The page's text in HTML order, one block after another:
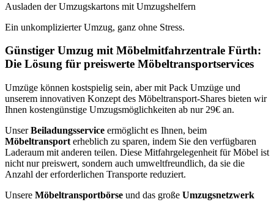
Ausladen der Umzugskartons mit Umzugshelfern
Ein unkomplizierter Umzug, ganz ohne Stress.
Günstiger Umzug mit Möbelmitfahrzentrale Fürth:
Die Lösung für preiswerte Möbeltransportservices
Umzüge können kostspielig sein, aber mit Pack Umzüge und
unserem innovativen Konzept des Möbeltransport-Shares bieten wir
Ihnen kostengünstige Umzugsmöglichkeiten ab nur 29€ an.
UnserBeiladungsservice ermöglicht es Ihnen, beim
Möbeltransport erheblich zu sparen, indem Sie den verfügbaren
Laderaum mit anderen teilen. Diese Mitfahrgelegenheit für Möbel ist
nicht nur preiswert, sondern auch umweltfreundlich, da sie die
Anzahl der erforderlichen Transporte reduziert.
Unsere Möbeltransportbörse und das große Umzugsnetzwerk